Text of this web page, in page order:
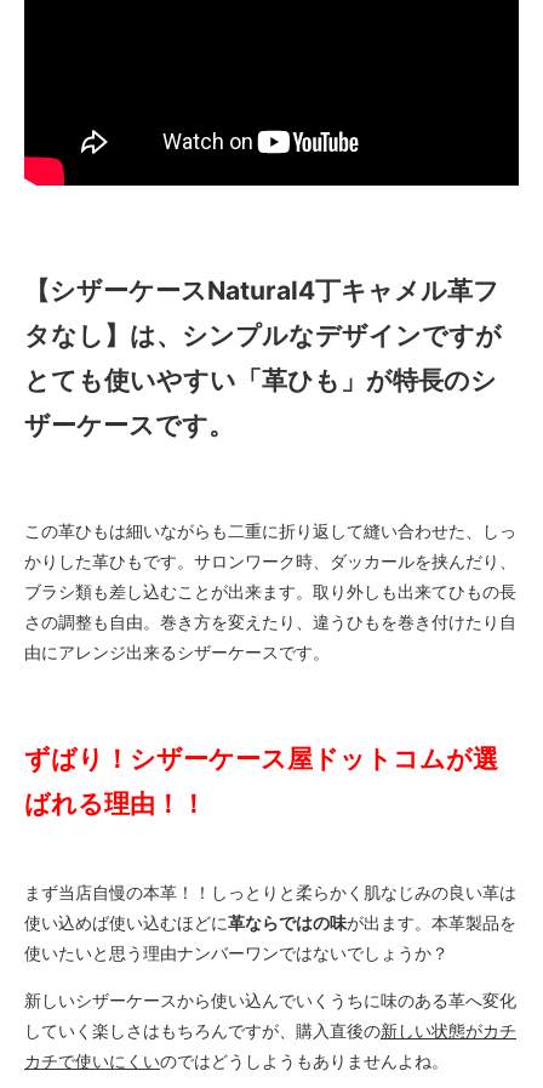
【シザーケースNatural4丁キャメル革フ
タなし】は、シンプルなデザインですが
とても使いやすい「革ひも」が特長のシ
ザーケースです。
この革ひもは細いながらも二重に折り返して縫い合わせた、しっ
かりした革ひもです。サロンワーク時、ダッカールを挟んだり、
ブラシ類も差し込むことが出来ます。取り外しも出来てひもの長
さの調整も自由。巻き方を変えたり、違うひもを巻き付けたり自
由にアレンジ出来るシザーケースです。
ずばり！シザーケース屋ドットコムが選
ばれる理由！！
まず当店自慢の本革！！しっとりと柔らかく肌なじみの良い革は
使い込めば使い込むほどに革ならではの味が出ます。本革製品を
使いたいと思う理由ナンバーワンではないでしょうか？
新しいシザーケースから使い込んでいくうちに味のある革へ変化
していく楽しさはもちろんですが、購入直後の新しい状態がカチ
カチで使いにくいのではどうしようもありませんよね。